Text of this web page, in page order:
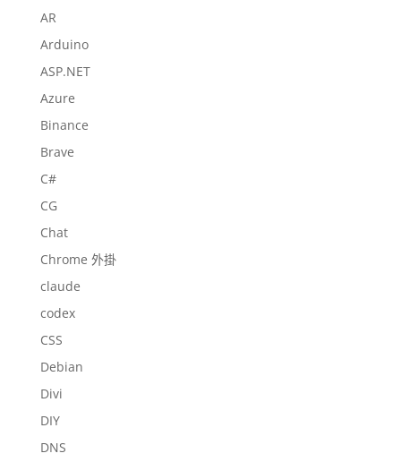
AR
Arduino
ASP.NET
Azure
Binance
Brave
C#
CG
Chat
Chrome 外掛
claude
codex
CSS
Debian
Divi
DIY
DNS